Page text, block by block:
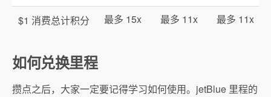
$1 消费总计积分 最多 15x 最多 11x 最多 11x
如何兑换里程
攒点之后，大家一定要记得学习如何使用。jetBlue 里程的